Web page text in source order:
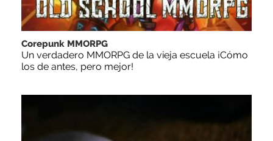
Corepunk MMORPG
Un verdadero MMORPG de la vieja escuela ¡Cómo
los de antes, pero mejor!